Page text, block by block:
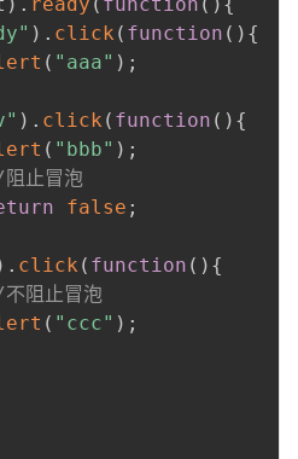
) . click ( function ( ) {
( "aaa" ) ;
) . click ( function ( ) {
( "bbb" ) ;
止冒泡
false ;
. click ( function ( ) {
阻止冒泡
( "ccc" ) ;